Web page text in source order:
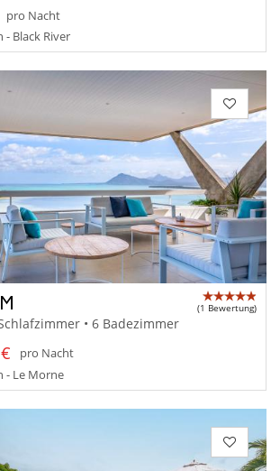
pro Nacht
Black River
(1 Bewertung)
• 6 Badezimmer
pro Nacht
- Le Morne